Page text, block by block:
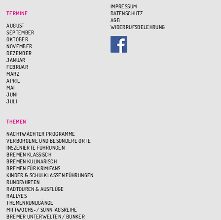
TERMINE
AUGUST
SEPTEMBER
OKTOBER
NOVEMBER
DEZEMBER
JANUAR
FEBRUAR
MÄRZ
APRIL
MAI
JUNI
JULI
THEMEN
NACHTWÄCHTER PROGRAMME
VERBORGENE UND BESONDERE ORTE
INSZENIERTE FÜHRUNGEN
BREMEN KLASSISCH
BREMEN KULINARISCH
BREMEN FÜR KRIMIFANS
KINDER & SCHULKLASSEN FÜHRUNGEN
RUNDFAHRTEN
RADTOUREN & AUSFLÜGE
RALLYES
THEMENRUNDGÄNGE
MITTWOCHS- / SONNTAGSREIHE
BREMER UNTERWELTEN / BUNKER
IMPRESSUM
DATENSCHUTZ
AGB
WIDERRUFSBELEHRUNG